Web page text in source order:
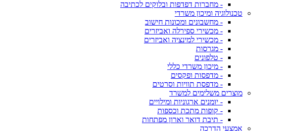
- מחברות דפדפות ובלוקים לכתיבה
טכנולוגיה ומיכון משרדי
- מחשבונים ומכונות חישוב
- מכשירי ספירלה ואביזרים
- מכשירי למינציה ואביזרים
- מגרסות
- טלפונים
- מיכון משרדי כללי
- מדפסות ופקסים
- מדפסת תוויות וסרטים
מוצרים משלימים למשרד
- יומנים ארגוניות ומילויים
- קופות מתכת וכספות
- תיבת דואר וארון מפתחות
אמצעי הדרכה